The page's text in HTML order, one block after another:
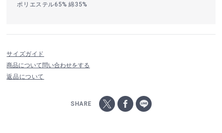
ポリエステル65% 綿35%
サイズガイド
商品について問い合わせをする
返品について
SHARE